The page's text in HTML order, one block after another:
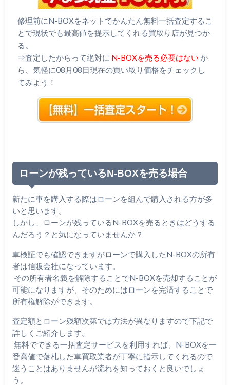
修理前にN-BOXをネットでかんたん無料一括査定するこ
とで現状でも最高値を提示してくれる買取り店が見つか
る。
⇒査定したからって絶対に N-BOXを売る必要はない か
ら、気軽に08月08日現在の買い取り価格をチェックし
てみよう！
ローンが残っているN-BOXを売る場合
新たに車を購入する際はローンを組んで購入される方が多
いと思います。
しかし、ローンが残っているN-BOXを売るときはどうする
んだろう？と気になっていませんか？
車検証でも確認できますがローンで購入したN-BOXの所有
者は信販会社になっています。
その所有者名義を解除することでN-BOXを売却することが
可能になりますが、そのためにはローンを完済することで
所有権解除ができます。
査定額とローン残額次第では方法が異なりますので下記で
詳しくご紹介します。
無料でできる一括査定サービスを利用すれば、N-BOXを一
番高値で落札した車買取業者が丁寧に指示してくれるので
迷うことはありませんが流れを知っておくと良いでしょ
う。